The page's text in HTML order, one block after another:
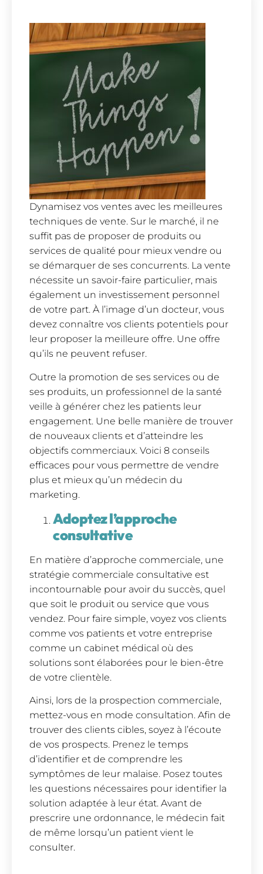
Dynamisez vos ventes avec les meilleures
techniques de vente. Sur le marché, il ne
suffit pas de proposer de produits ou
services de qualité pour mieux vendre ou
se démarquer de ses concurrents. La vente
nécessite un savoir-faire particulier, mais
également un investissement personnel
de votre part. À l’image d’un docteur, vous
devez connaître vos clients potentiels pour
leur proposer la meilleure offre. Une offre
qu’ils ne peuvent refuser.
Outre la promotion de ses services ou de
ses produits, un professionnel de la santé
veille à générer chez les patients leur
engagement. Une belle manière de trouver
de nouveaux clients et d’atteindre les
objectifs commerciaux. Voici 8 conseils
efficaces pour vous permettre de vendre
plus et mieux qu’un médecin du
marketing.
Adoptez l’approche
consultative
En matière d’approche commerciale, une
stratégie commerciale consultative est
incontournable pour avoir du succès, quel
que soit le produit ou service que vous
vendez. Pour faire simple, voyez vos clients
comme vos patients et votre entreprise
comme un cabinet médical où des
solutions sont élaborées pour le bien-être
de votre clientèle.
Ainsi, lors de la prospection commerciale,
mettez-vous en mode consultation. Afin de
trouver des clients cibles, soyez à l’écoute
de vos prospects. Prenez le temps
d’identifier et de comprendre les
symptômes de leur malaise. Posez toutes
les questions nécessaires pour identifier la
solution adaptée à leur état. Avant de
prescrire une ordonnance, le médecin fait
de même lorsqu’un patient vient le
consulter.